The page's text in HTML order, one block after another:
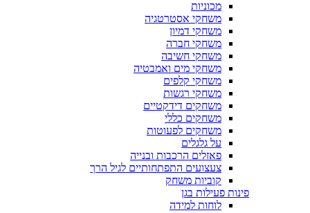
מכוניות
משחקי אסטרטגיה
משחקי דמיון
משחקי חברה
משחקי חשיבה
משחקי מים ואמבטיה
משחקי קלפים
משחקי רגשות
משחקים דידקטיים
משחקים כללי
משחקים לפעוטות
על גלגלים
פאזלים הרכבות ובנייה
צעצועים התפתחותיים לגיל הרך
קוביות משחק
פינות פעילות בגן
לוחות למידה